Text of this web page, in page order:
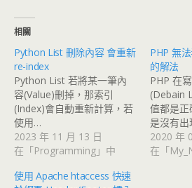
相關
Python List 刪除內容 會重新
re-index
Python List 若將某一筆內
容(Value)刪掉，那索引
(Index)會自動重新計算，若
使用…
2023 年 11 月 13 日
在「Programming」中
PHP 無
的解法
PHP 在
(Debain
值都是
是沒有
2020 年
在「
使用 Apache htaccess 快速